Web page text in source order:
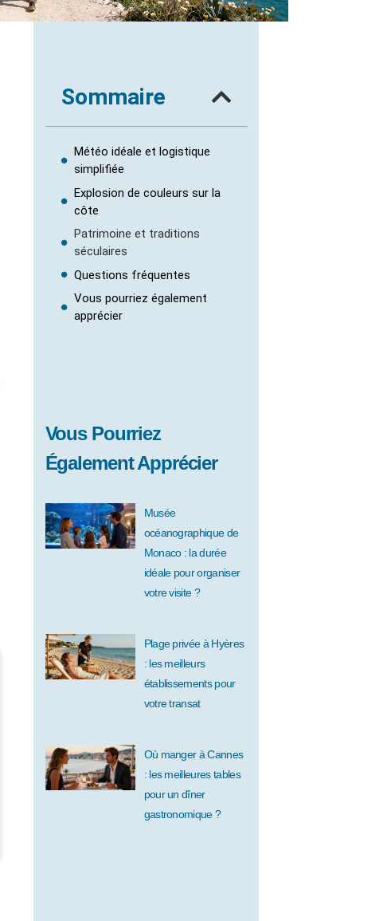
Sommaire
Météo idéale et logistique
simplifiée
Explosion de couleurs sur la
côte
Patrimoine et traditions
séculaires
Questions fréquentes
Vous pourriez également
apprécier
Vous Pourriez
Également Apprécier
Musée
océanographique de
Monaco : la durée
idéale pour organiser
votre visite ?
Plage privée à Hyères
: les meilleurs
établissements pour
votre transat
Où manger à Cannes
: les meilleures tables
pour un dîner
gastronomique ?